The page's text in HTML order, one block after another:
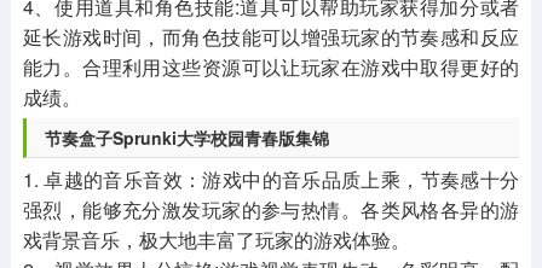
4、使用道具和角色技能:道具可以帮助玩家获得加分或者
延长游戏时间，而角色技能可以增强玩家的节奏感和反应
能力。合理利用这些资源可以让玩家在游戏中取得更好的
成绩。
节奏盒子Sprunki大学校园青春版集锦
1. 卓越的音乐音效：游戏中的音乐品质上乘，节奏感十分
强烈，能够充分激发玩家的参与热情。各类风格各异的游
戏背景音乐，极大地丰富了玩家的游戏体验。